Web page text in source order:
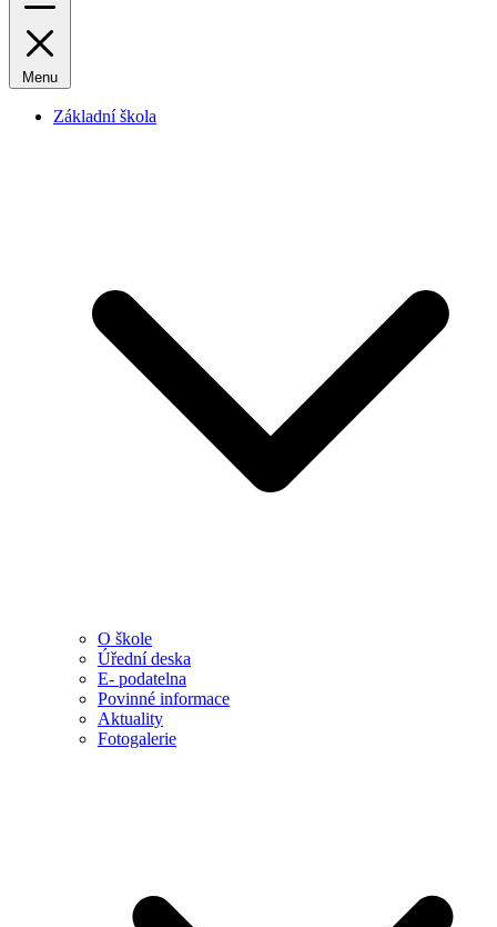
Menu
Základní škola
O škole
Úřední deska
E- podatelna
Povinné informace
Aktuality
Fotogalerie